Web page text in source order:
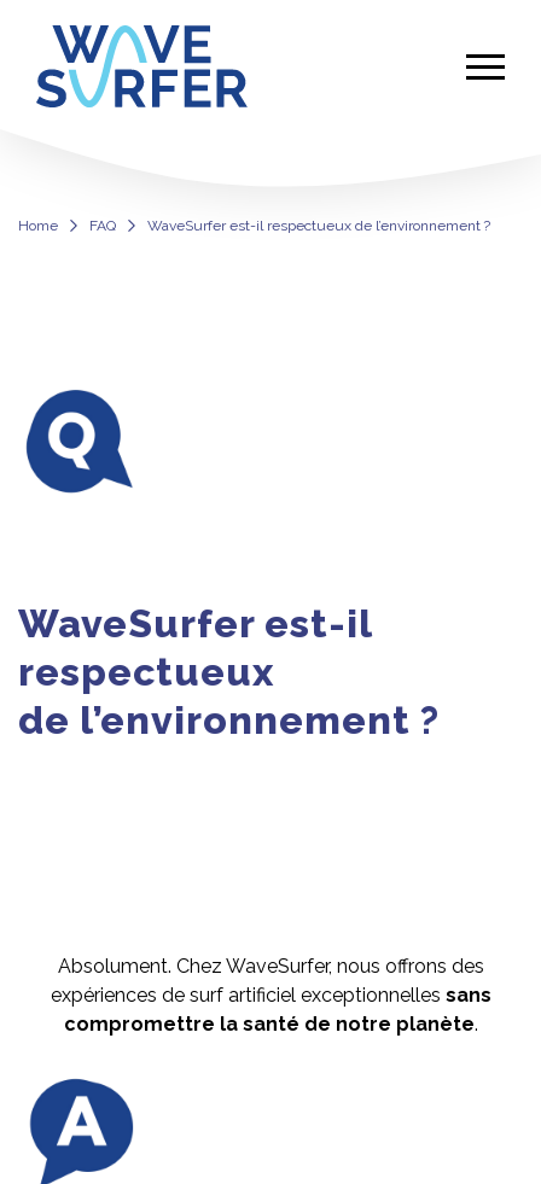
Home FAQ WaveSurfer est-il respectueux de l’environnement ?
WaveSurfer est-il
respectueux
de l’environnement ?
Absolument. Chez WaveSurfer, nous offrons des
expériences de surf artificiel exceptionnelles sans
compromettre la santé de notre planète.